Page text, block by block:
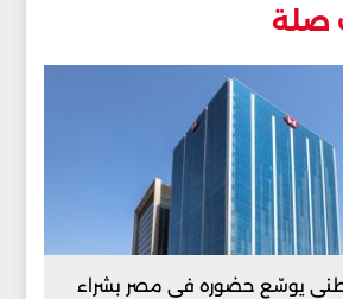
صلة
يوسّع حضوره في مصر بشراء